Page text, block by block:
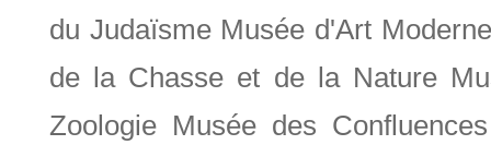
du Judaïsme Musée d'Art
de la Chasse et de la Nature
Zoologie Musée des Confluences